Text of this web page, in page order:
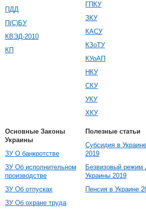
ПДД
П(С)БУ
КВЭД-2010
КП
ГПКУ
ЗКУ
КАСУ
КЗоТУ
КУоАП
НКУ
СКУ
УКУ
ХКУ
Основные Законы
Украины
ЗУ О банкротстве
ЗУ Об исполнительном
производстве
ЗУ Об отпусках
ЗУ Об охране труда
Полезные статьи
Субсидия в Украине
2019
Безвизовый режим
Украины 2019
Пенсия в Украине